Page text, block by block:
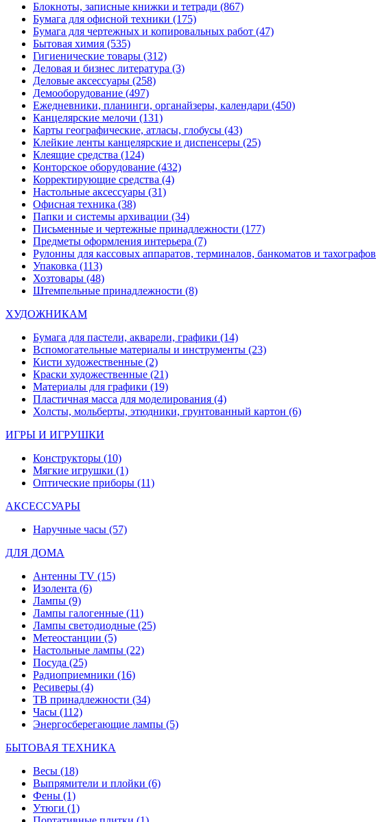
Блокноты, записные книжки и тетради (867)
Бумага для офисной техники (175)
Бумага для чертежных и копировальных работ (47)
Бытовая химия (535)
Гигиенические товары (312)
Деловая и бизнес литература (3)
Деловые аксессуары (258)
Демооборудование (497)
Ежедневники, планинги, органайзеры, календари (450)
Канцелярские мелочи (131)
Карты географические, атласы, глобусы (43)
Клейкие ленты канцелярские и диспенсеры (25)
Клеящие средства (124)
Конторское оборудование (432)
Корректирующие средства (4)
Настольные аксессуары (31)
Офисная техника (38)
Папки и системы архивации (34)
Письменные и чертежные принадлежности (177)
Предметы оформления интерьера (7)
Рулонны для кассовых аппаратов, терминалов, банкоматов и тахографов
Упаковка (113)
Хозтовары (48)
Штемпельные принадлежности (8)
ХУДОЖНИКАМ
Бумага для пастели, акварели, графики (14)
Вспомогательные материалы и инструменты (23)
Кисти художественные (2)
Краски художественные (21)
Материалы для графики (19)
Пластичная масса для моделирования (4)
Холсты, мольберты, этюдники, грунтованный картон (6)
ИГРЫ И ИГРУШКИ
Конструкторы (10)
Мягкие игрушки (1)
Оптические приборы (11)
АКСЕССУАРЫ
Наручные часы (57)
ДЛЯ ДОМА
Антенны TV (15)
Изолента (6)
Лампы (9)
Лампы галогенные (11)
Лампы светодиодные (25)
Метеостанции (5)
Настольные лампы (22)
Посуда (25)
Радиоприемники (16)
Ресиверы (4)
ТВ принадлежности (34)
Часы (112)
Энергосберегающие лампы (5)
БЫТОВАЯ ТЕХНИКА
Весы (18)
Выпрямители и плойки (6)
Фены (1)
Утюги (1)